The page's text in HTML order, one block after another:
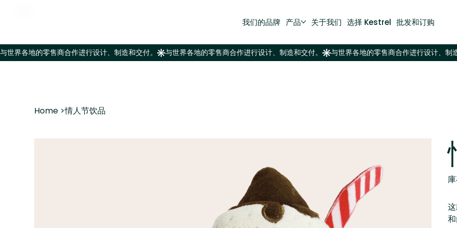
我们的品牌 产品 关于我们 选择 Kestrel 批发和订购
Home >情人节饮品